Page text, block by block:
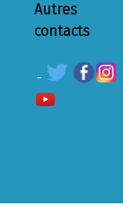
Autres
contacts